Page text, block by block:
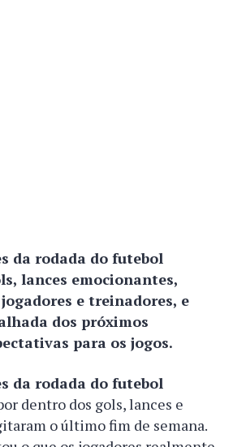
da rodada do futebol
lances emocionantes,
e treinadores, e
dos próximos
para os jogos.
da rodada do futebol
dentro dos gols, lances e
o último fim de semana.